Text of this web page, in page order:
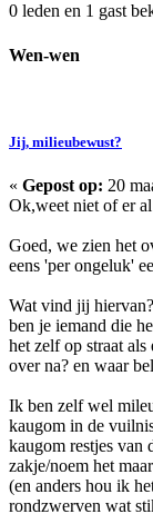
0 leden en 1 gast
Wen-wen
Jij, milieubewust?
« Gepost op: 20
Ok,weet niet of er
Goed, we zien het
eens 'per ongeluk'
Wat vind jij
ben je iemand die
het zelf op straat
over na? en waar
Ik ben zelf wel
kaugom in de
kaugom restjes van
zakje/noem het
(en anders hou ik
rondzwerven wat